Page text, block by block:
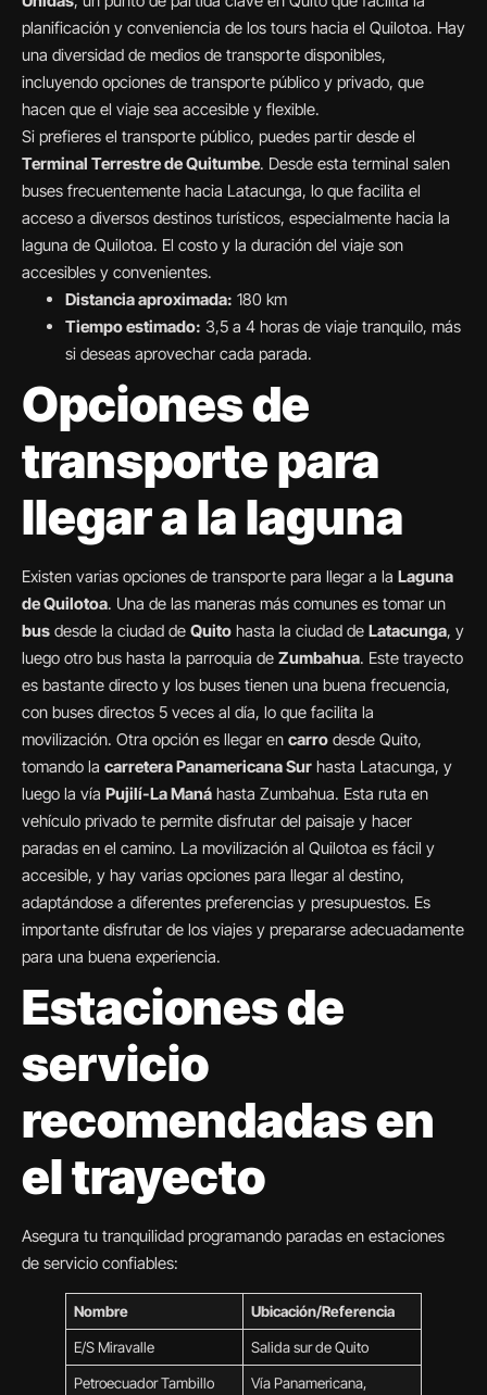
planificación y conveniencia de los tours hacia el Quilotoa. Hay
una diversidad de medios de transporte disponibles,
incluyendo opciones de transporte público y privado, que
hacen que el viaje sea accesible y flexible.
Si prefieres el transporte público, puedes partir desde el
Terminal Terrestre de Quitumbe. Desde esta terminal salen
buses frecuentemente hacia Latacunga, lo que facilita el
acceso a diversos destinos turísticos, especialmente hacia la
laguna de Quilotoa. El costo y la duración del viaje son
accesibles y convenientes.
Distancia aproximada: 180 km
Tiempo estimado: 3,5 a 4 horas de viaje tranquilo, más
si deseas aprovechar cada parada.
Opciones de
transporte para
llegar a la laguna
Existen varias opciones de transporte para llegar a la Laguna
de Quilotoa. Una de las maneras más comunes es tomar un
bus desde la ciudad de Quito hasta la ciudad de Latacunga, y
luego otro bus hasta la parroquia de Zumbahua. Este trayecto
es bastante directo y los buses tienen una buena frecuencia,
con buses directos 5 veces al día, lo que facilita la
movilización. Otra opción es llegar en carro desde Quito,
tomando la carretera Panamericana Sur hasta Latacunga, y
luego la vía Pujilí-La Maná hasta Zumbahua. Esta ruta en
vehículo privado te permite disfrutar del paisaje y hacer
paradas en el camino. La movilización al Quilotoa es fácil y
accesible, y hay varias opciones para llegar al destino,
adaptándose a diferentes preferencias y presupuestos. Es
importante disfrutar de los viajes y prepararse adecuadamente
para una buena experiencia.
Estaciones de
servicio
recomendadas en
el trayecto
Asegura tu tranquilidad programando paradas en estaciones
de servicio confiables:
Nombre Ubicación/Referencia
E/S Miravalle Salida sur de Quito
Petroecuador Tambillo
Vía Panamericana,